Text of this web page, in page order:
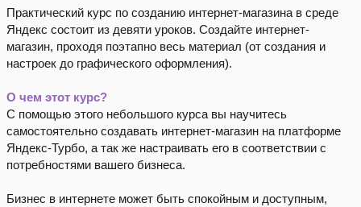
Практический курс по созданию интернет-магазина в среде
Яндекс состоит из девяти уроков. Создайте интернет-
магазин, проходя поэтапно весь материал (от создания и
настроек до графического оформления).
О чем этот курс?
С помощью этого небольшого курса вы научитесь
самостоятельно создавать интернет-магазин на платформе
Яндекс-Турбо, а так же настраивать его в соответствии с
потребностями вашего бизнеса.
Бизнес в интернете может быть спокойным и доступным,